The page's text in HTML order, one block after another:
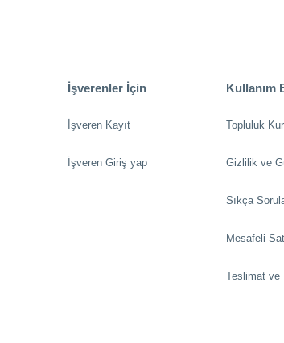
İşverenler İçin
İşveren Kayıt
İşveren Giriş yap
Kullanım
Topluluk
Gizlilik ve
Sıkça
Mesafeli
Teslimat ve